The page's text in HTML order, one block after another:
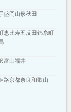
盛岡山形秋田
恵比寿五反田錦糸町
富山福井
路京都奈良和歌山